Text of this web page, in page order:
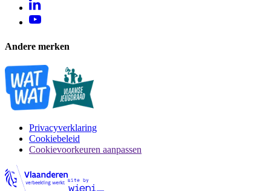
Andere merken
Privacyverklaring
Cookiebeleid
Cookievoorkeuren aanpassen